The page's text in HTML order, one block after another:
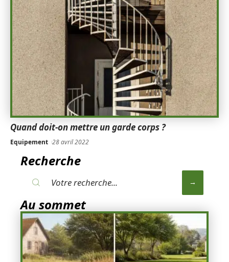
Quand doit-on mettre un garde corps ?
Equipement 28 avril 2022
Recherche
Au sommet